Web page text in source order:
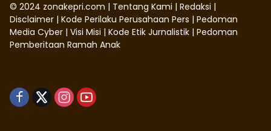
© 2024 zonakepri.com | Tentang Kami | Redaksi |
Disclaimer | Kode Perilaku Perusahaan Pers | Pedoman
Media Cyber | Visi Misi | Kode Etik Jurnalistik | Pedoman
Pemberitaan Ramah Anak